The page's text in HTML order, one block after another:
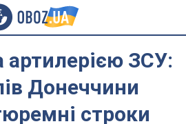
ЗСУ:
Донеччини
строки